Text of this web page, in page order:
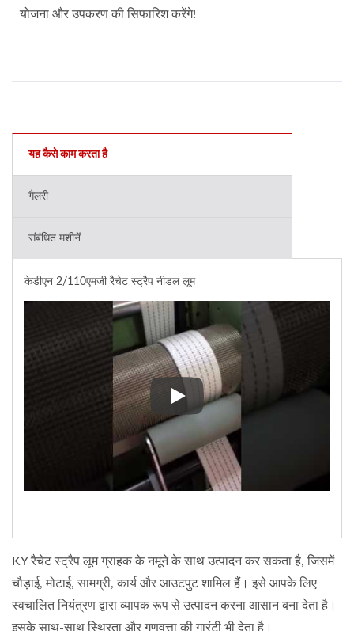
योजना और उपकरण की सिफारिश करेंगे!
यह कैसे काम करता है
गैलरी
संबंधित मशीनें
केडीएन 2/110एमजी रैचेट स्ट्रैप नीडल लूम
केडीएन 2/110एमजी रैचेट स्ट्रैप
KY रैचेट स्ट्रैप लूम ग्राहक के नमूने के साथ उत्पादन कर सकता है, जिसमें
चौड़ाई, मोटाई, सामग्री, कार्य और आउटपुट शामिल हैं। इसे आपके लिए
स्वचालित नियंत्रण द्वारा व्यापक रूप से उत्पादन करना आसान बना देता है।
इसके साथ-साथ स्थिरता और गुणवत्ता की गारंटी भी देता है।